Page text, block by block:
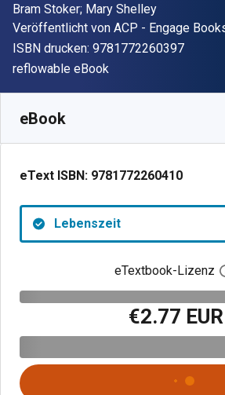
Autor(en)
Bram Stoker; Mary Shelley
Verleger
Veröffentlicht von ACP - Engage
ISBN drucken: 9781772260397"ISBN-
Format
reflowable eBook
eBook
eText ISBN: 9781772260410
Lebenszeit
eTextbook-Lizenz
€2.77 EUR